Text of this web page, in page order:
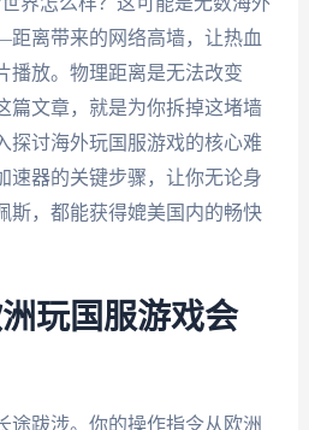
离带来的网络高墙，让热血
播放。物理距离是无法改变
篇文章，就是为你拆掉这堵墙
探讨海外玩国服游戏的核心难
速器的关键步骤，让你无论身
斯，都能获得媲美国内的畅快
玩国服游戏会
途跋涉。你的操作指令从欧洲